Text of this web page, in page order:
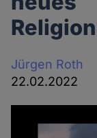
Jürgen Roth
22.02.2022